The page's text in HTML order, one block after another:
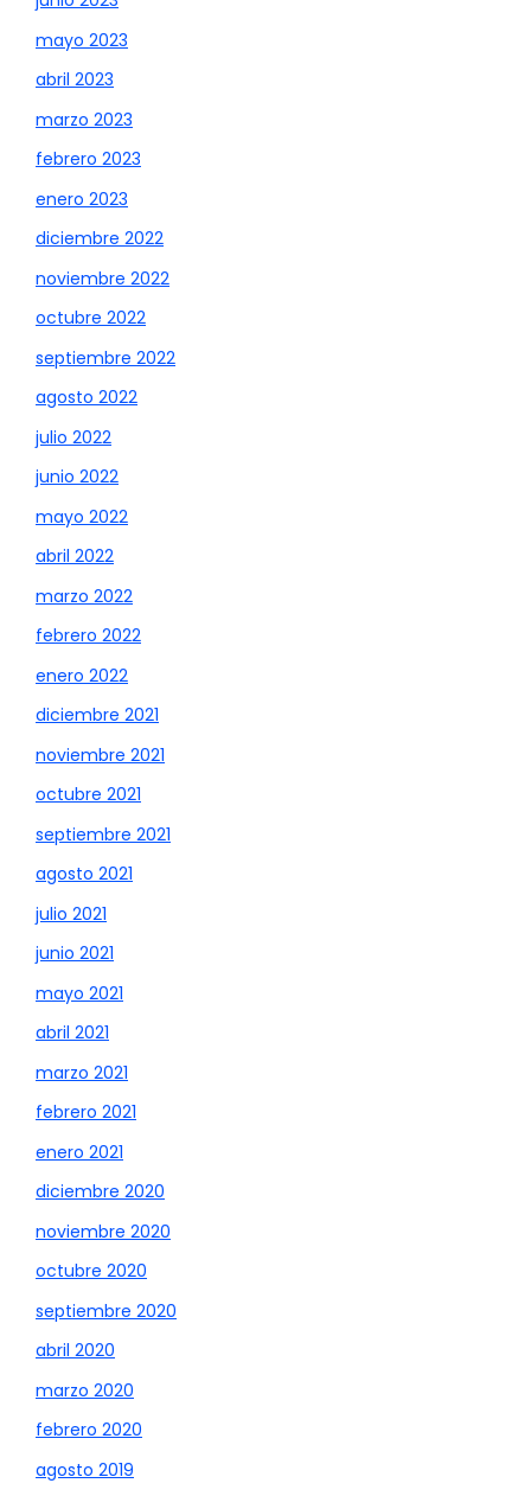
mayo 2023
abril 2023
marzo 2023
febrero 2023
enero 2023
diciembre 2022
noviembre 2022
octubre 2022
septiembre 2022
agosto 2022
julio 2022
junio 2022
mayo 2022
abril 2022
marzo 2022
febrero 2022
enero 2022
diciembre 2021
noviembre 2021
octubre 2021
septiembre 2021
agosto 2021
julio 2021
junio 2021
mayo 2021
abril 2021
marzo 2021
febrero 2021
enero 2021
diciembre 2020
noviembre 2020
octubre 2020
septiembre 2020
abril 2020
marzo 2020
febrero 2020
agosto 2019